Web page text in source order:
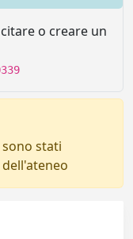
o creare un
stati